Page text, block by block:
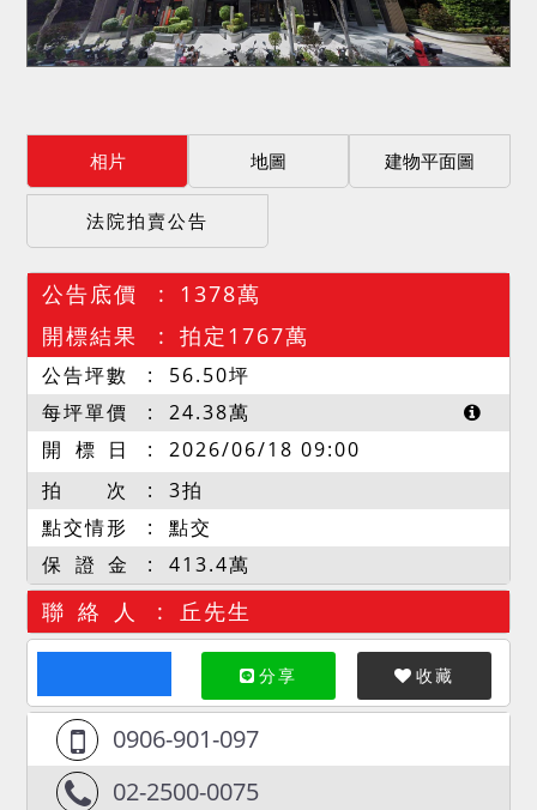
相片 地圖 建物平面圖
法院拍賣公告
公告底價
1378萬
開標結果
拍定1767萬
公告坪數 56.50坪
每坪單價
24.38萬
開 標 日
2026/06/18 09:00
拍 次
3拍
點交情形
點交
保 證 金
413.4萬
聯 絡 人 丘先生
分享 收藏
0906-901-097
02-2500-0075